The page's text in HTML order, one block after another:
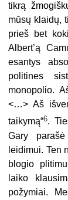
tikrą
mūsų klaidų,
prieš bet
Albert’ą
esantys
politines
monopolio.
<…> Aš
taikymą“6.
Gary
leidimui. Ten
blogio
laiko
požymiai.